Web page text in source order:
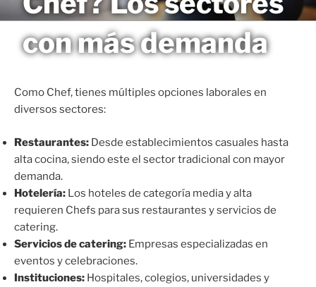
Saltar
al
contenido
MAGNETO
con más demanda
Como Chef, tienes múltiples opciones laborales en
diversos sectores:
Restaurantes:Desde establecimientos casuales hasta
alta cocina, siendo este el sector tradicional con mayor
demanda.
Hotelería:Los hoteles de categoría media y alta
requieren Chefs para sus restaurantes y servicios de
catering.
Servicios de catering:Empresas especializadas en
eventos y celebraciones.
Instituciones:Hospitales, colegios, universidades y